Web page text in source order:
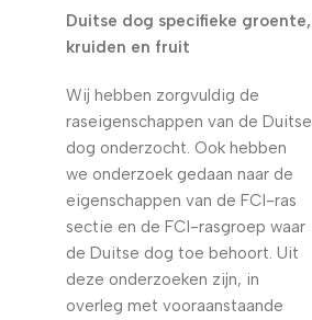
Duitse dog specifieke groente,
kruiden en fruit
Wij hebben zorgvuldig de
raseigenschappen van de Duitse
dog onderzocht. Ook hebben
we onderzoek gedaan naar de
eigenschappen van de FCI-ras
sectie en de FCI-rasgroep waar
de Duitse dog toe behoort. Uit
deze onderzoeken zijn, in
overleg met vooraanstaande